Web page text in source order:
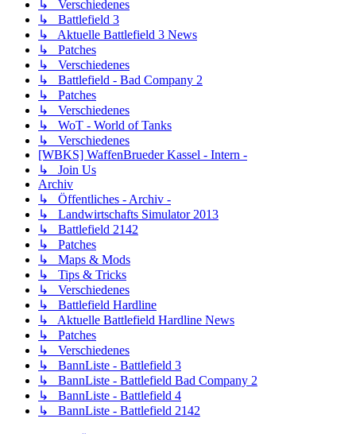
↳ Verschiedenes
↳ Battlefield 3
↳ Aktuelle Battlefield 3 News
↳ Patches
↳ Verschiedenes
↳ Battlefield - Bad Company 2
↳ Patches
↳ Verschiedenes
↳ WoT - World of Tanks
↳ Verschiedenes
[WBKS] WaffenBrueder Kassel - Intern -
↳ Join Us
Archiv
↳ Öffentliches - Archiv -
↳ Landwirtschafts Simulator 2013
↳ Battlefield 2142
↳ Patches
↳ Maps & Mods
↳ Tips & Tricks
↳ Verschiedenes
↳ Battlefield Hardline
↳ Aktuelle Battlefield Hardline News
↳ Patches
↳ Verschiedenes
↳ BannListe - Battlefield 3
↳ BannListe - Battlefield Bad Company 2
↳ BannListe - Battlefield 4
↳ BannListe - Battlefield 2142